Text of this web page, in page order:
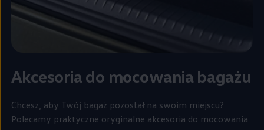
Akcesoria do mocowania bagażu
Chcesz, aby Twój bagaż pozostał na swoim miejscu?
Polecamy praktyczne oryginalne akcesoria do mocowania